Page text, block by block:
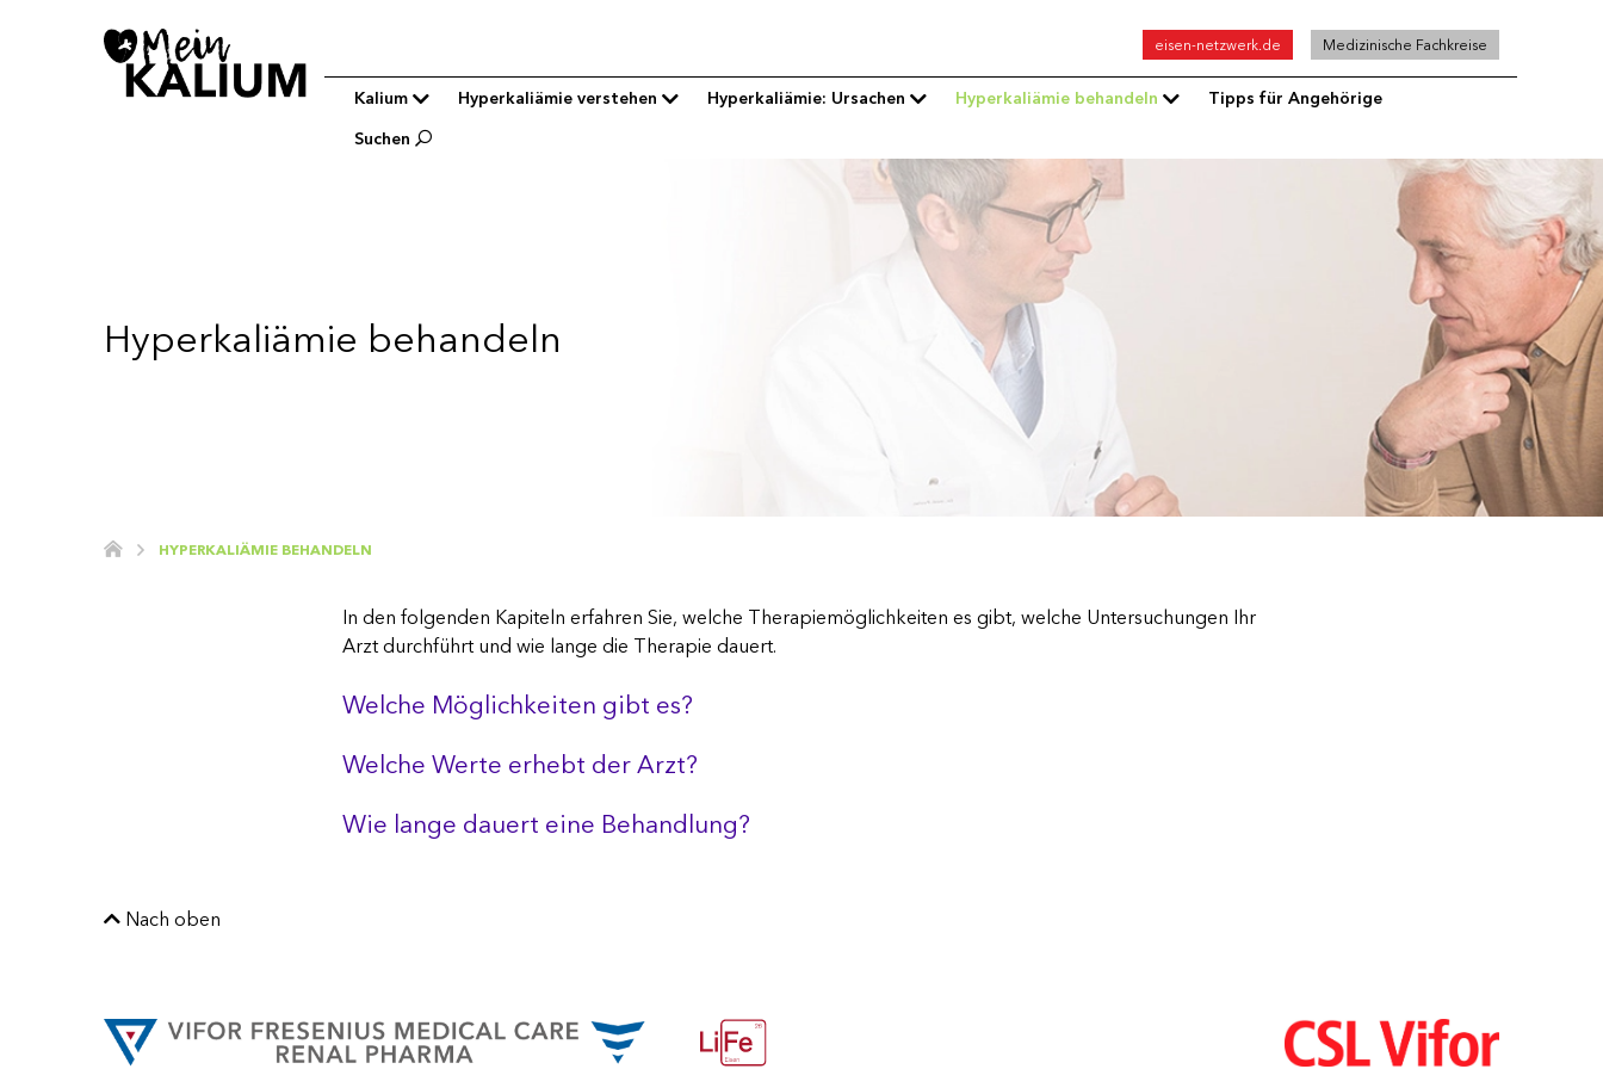
Top
menu
eisen-netzwerk.de Medizinische Fachkreise
Main
navigation
Kalium Hyperkaliämie verstehen Hyperkaliämie: Ursachen Hyperkaliämie behandeln
Tipps für Angehörige
Suchen
Hyperkaliämie behandeln
HYPERKALIÄMIE BEHANDELN
In den folgenden Kapiteln erfahren Sie, welche Therapiemöglichkeiten es gibt, welche Untersuchungen Ihr
Arzt durchführt und wie lange die Therapie dauert.
Welche Möglichkeiten gibt es?
Welche Werte erhebt der Arzt?
Wie lange dauert eine Behandlung?
Nach oben